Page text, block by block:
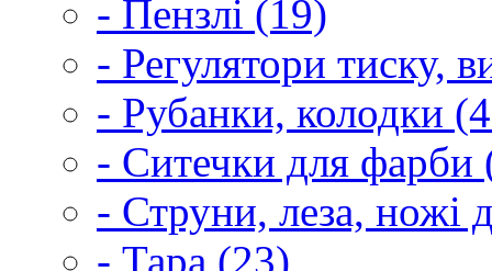
- Пензлі (19)
- Регулятори тиску,
- Рубанки, колодки
- Ситечки для фарби
- Струни, леза, ножі
- Тара (23)